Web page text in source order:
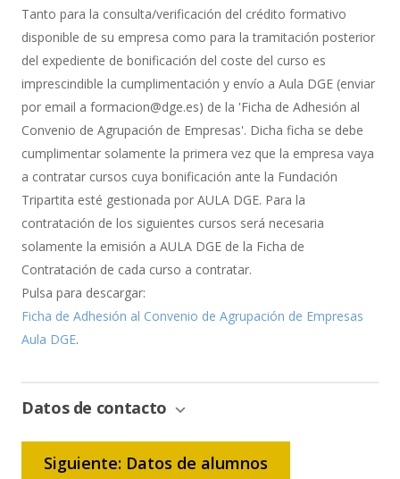
de
Bonificación
Tanto para la consulta/verificación del crédito formativo
disponible de su empresa como para la tramitación posterior
del expediente de bonificación del coste del curso es
imprescindible la cumplimentación y envío a Aula DGE (enviar
por email a formacion@dge.es) de la 'Ficha de Adhesión al
Convenio de Agrupación de Empresas'. Dicha ficha se debe
cumplimentar solamente la primera vez que la empresa vaya
a contratar cursos cuya bonificación ante la Fundación
Tripartita esté gestionada por AULA DGE. Para la
contratación de los siguientes cursos será necesaria
solamente la emisión a AULA DGE de la Ficha de
Contratación de cada curso a contratar.
Pulsa para descargar:
Ficha de Adhesión al Convenio de Agrupación de Empresas
Aula DGE.
Datos de contacto
Siguiente: Datos de alumnos